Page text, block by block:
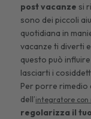
post vacanze si
sono dei piccoli
quotidiana in
vacanze ti diverti
questo può
lasciarti i
Per porre rimedio
dell’integratore con
regolarizza il